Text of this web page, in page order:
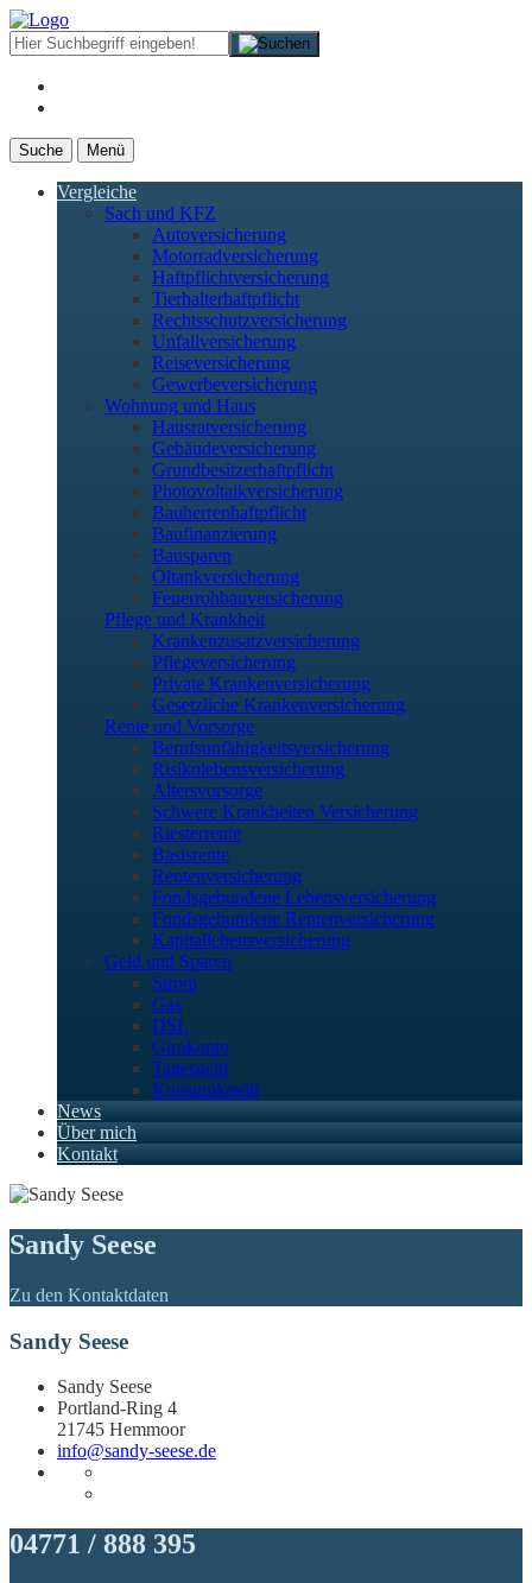
Suche Menü
Vergleiche
Sach und KFZ
Autoversicherung
Motorradversicherung
Haftpflichtversicherung
Tierhalterhaftpflicht
Rechtsschutzversicherung
Unfallversicherung
Reiseversicherung
Gewerbeversicherung
Wohnung und Haus
Hausratversicherung
Gebäudeversicherung
Grundbesitzerhaftpflicht
Photovoltaikversicherung
Bauherrenhaftpflicht
Baufinanzierung
Bausparen
Öltankversicherung
Feuerrohbauversicherung
Pflege und Krankheit
Krankenzusatzversicherung
Pflegeversicherung
Private Krankenversicherung
Gesetzliche Krankenversicherung
Rente und Vorsorge
Berufs­unfähigkeitsversicherung
Risikolebensversicherung
Altersvorsorge
Schwere Krankheiten Versicherung
Riesterrente
Basisrente
Rentenversicherung
Fondsgebundene Lebensversicherung
Fondsgebundene Rentenversicherung
Kapitallebensversicherung
Geld und Sparen
Strom
Gas
DSL
Girokonto
Tagesgeld
Konsumkredit
News
Über mich
Kontakt
Sandy Seese
Zu den Kontaktdaten
Sandy Seese
Sandy Seese
Portland-Ring 4
21745 Hemmoor
info@sandy-seese.de
04771 / 888 395